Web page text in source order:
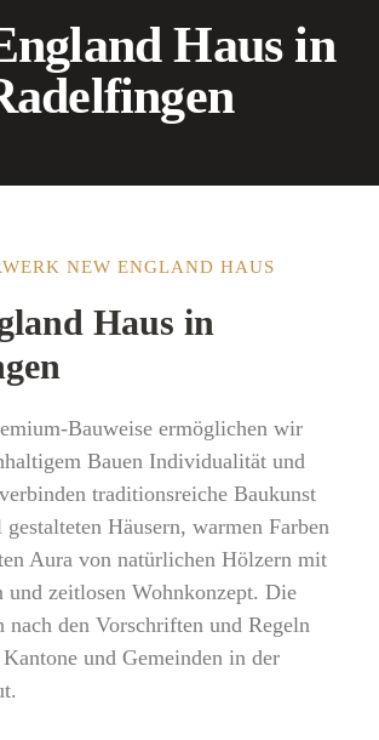
Haus in
NEW ENGLAND HAUS
Haus in
Bauweise ermöglichen wir
Bauen Individualität und
traditionsreiche Baukunst
Häusern, warmen Farben
Aura von natürlichen Hölzern mit
und zeitlosen Wohnkonzept. Die
nach den Vorschriften und Regeln
und Gemeinden in der